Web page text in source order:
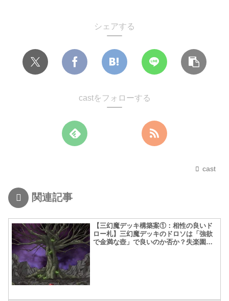
シェアする
castをフォローする
cast
関連記事
【三幻魔デッキ構築案①：相性の良いド
ロー札】三幻魔デッキのドロソは「強欲
で金満な壺」で良いのか否か？失楽園と